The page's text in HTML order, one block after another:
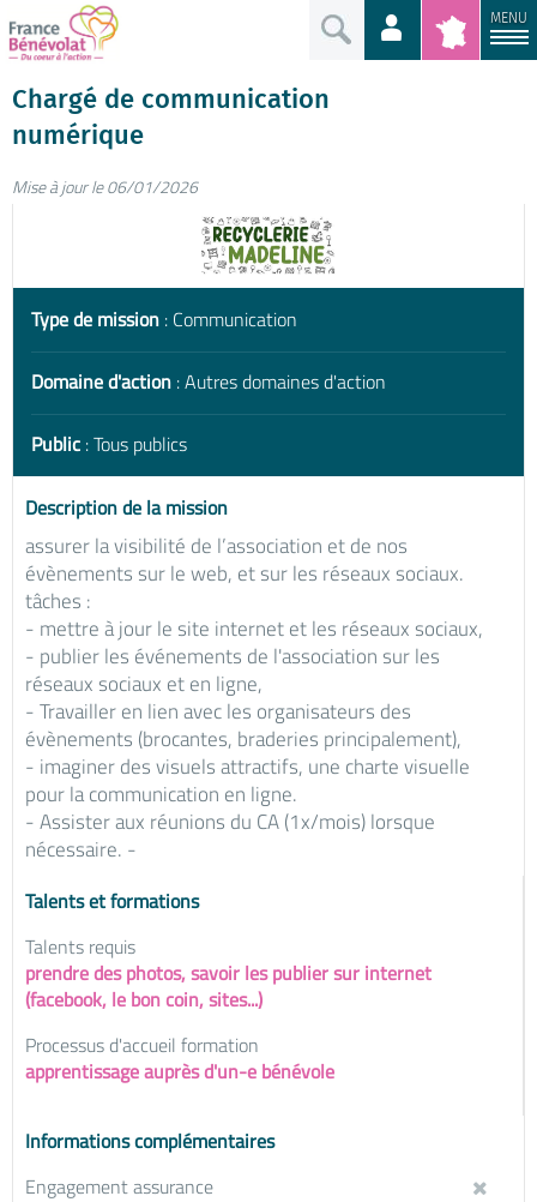
MENU
Chargé de communication
numérique
Mise à jour le 06/01/2026
Type de mission : Communication
Domaine d'action : Autres domaines d'action
Public : Tous publics
Description de la mission
assurer la visibilité de l’association et de nos
évènements sur le web, et sur les réseaux sociaux.
tâches :
- mettre à jour le site internet et les réseaux sociaux,
- publier les événements de l'association sur les
réseaux sociaux et en ligne,
- Travailler en lien avec les organisateurs des
évènements (brocantes, braderies principalement),
- imaginer des visuels attractifs, une charte visuelle
pour la communication en ligne.
- Assister aux réunions du CA (1x/mois) lorsque
nécessaire. -
Talents et formations
Talents requis
prendre des photos, savoir les publier sur internet
(facebook, le bon coin, sites...)
Processus d'accueil formation
apprentissage auprès d'un-e bénévole
Informations complémentaires
Engagement assurance